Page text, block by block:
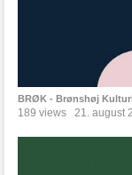
BRØK - Brønshøj
189 views 21. august